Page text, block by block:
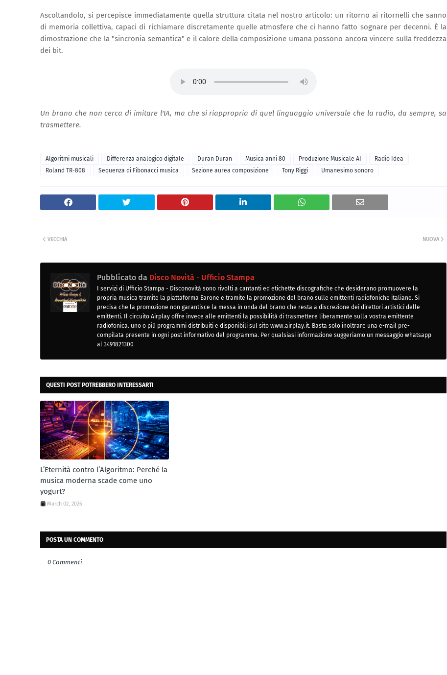
Ascoltandolo, si percepisce immediatamente quella struttura citata nel nostro articolo: un ritorno ai ritornelli che sanno
di memoria collettiva, capaci di richiamare discretamente quelle atmosfere che ci hanno fatto sognare per decenni. È la
dimostrazione che la "sincronia semantica" e il calore della composizione umana possono ancora vincere sulla freddezza
dei bit.
Un brano che non cerca di imitare l'IA, ma che si riappropria di quel linguaggio universale che la radio, da sempre, sa
trasmettere.
Algoritmi musicali Differenza analogico digitale Duran Duran Musica anni 80 Produzione Musicale AI
Radio Idea
Roland TR-808
Sequenza di Fibonacci musica Sezione aurea composizione Tony Riggi Umanesimo sonoro
NUOVA
VECCHIA
Pubblicato da Disco Novità - Ufficio Stampa
I servizi di Ufficio Stampa - Disconovità sono rivolti a cantanti ed etichette discografiche che desiderano promuovere la
propria musica tramite la piattaforma Earone e tramite la promozione del brano sulle emittenti radiofoniche italiane. Si
precisa che la promozione non garantisce la messa in onda del brano che resta a discrezione dei direttori artistici delle
emittenti. Il circuito Airplay offre invece alle emittenti la possibilità di trasmettere liberamente sulla vostra emittente
radiofonica. uno o più programmi distribuiti e disponibili sul sito www.airplay.it. Basta solo inoltrare una e-mail pre-
compilata presente in ogni post informativo del programma. Per qualsiasi informazione suggeriamo un messaggio whatsapp
al 3491821300
QUESTI POST POTREBBERO INTERESSARTI
L’Eternità contro l’Algoritmo: Perché la
musica moderna scade come uno
yogurt?
March 02, 2026
POSTA UN COMMENTO
0 Commenti